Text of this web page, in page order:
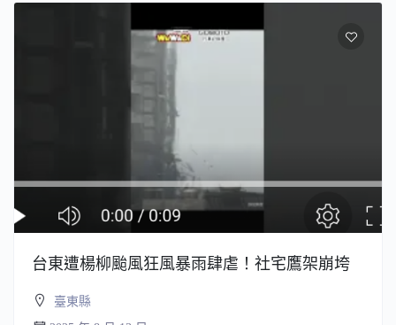
台東遭楊柳颱風狂風暴雨肆虐！社宅鷹架崩垮
臺東縣